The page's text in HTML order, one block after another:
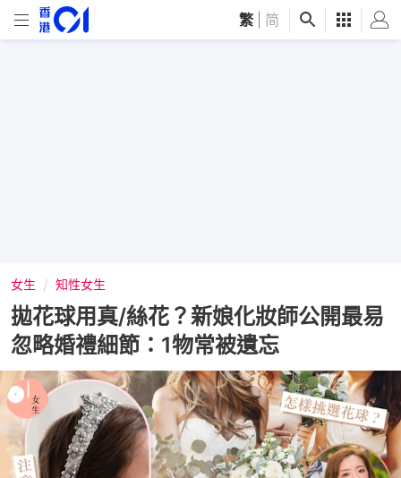
繁 简
女生 知性女生
拋花球用真/絲花？新娘化妝師公開最易
忽略婚禮細節：1物常被遺忘